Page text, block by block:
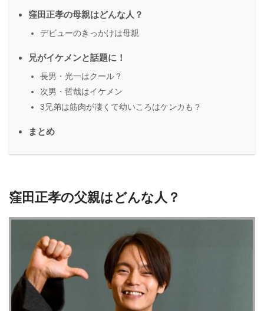
窪田正孝の母親はどんな人？
デビューのきっかけは母親
兄がイケメンと話題に！
長男・光一はクール？
次男・哲哉はイケメン
3兄弟は筋肉が凄くて幼いころはケンカも？
まとめ
窪田正孝の父親はどんな人？